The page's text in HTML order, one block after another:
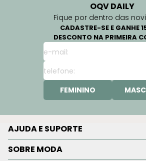
OQV DAILY
Fique por dentro das
CADASTRE-SE E GANHE
DESCONTO NA PRIMEIRA
FEMININO
AJUDA E SUPORTE
SOBRE MODA